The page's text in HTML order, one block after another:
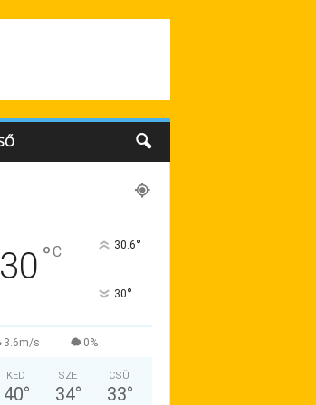
30 °C 30.6°
30°
3.6m/s 0%
KED
40°
SZE
34°
CSÜ
33°